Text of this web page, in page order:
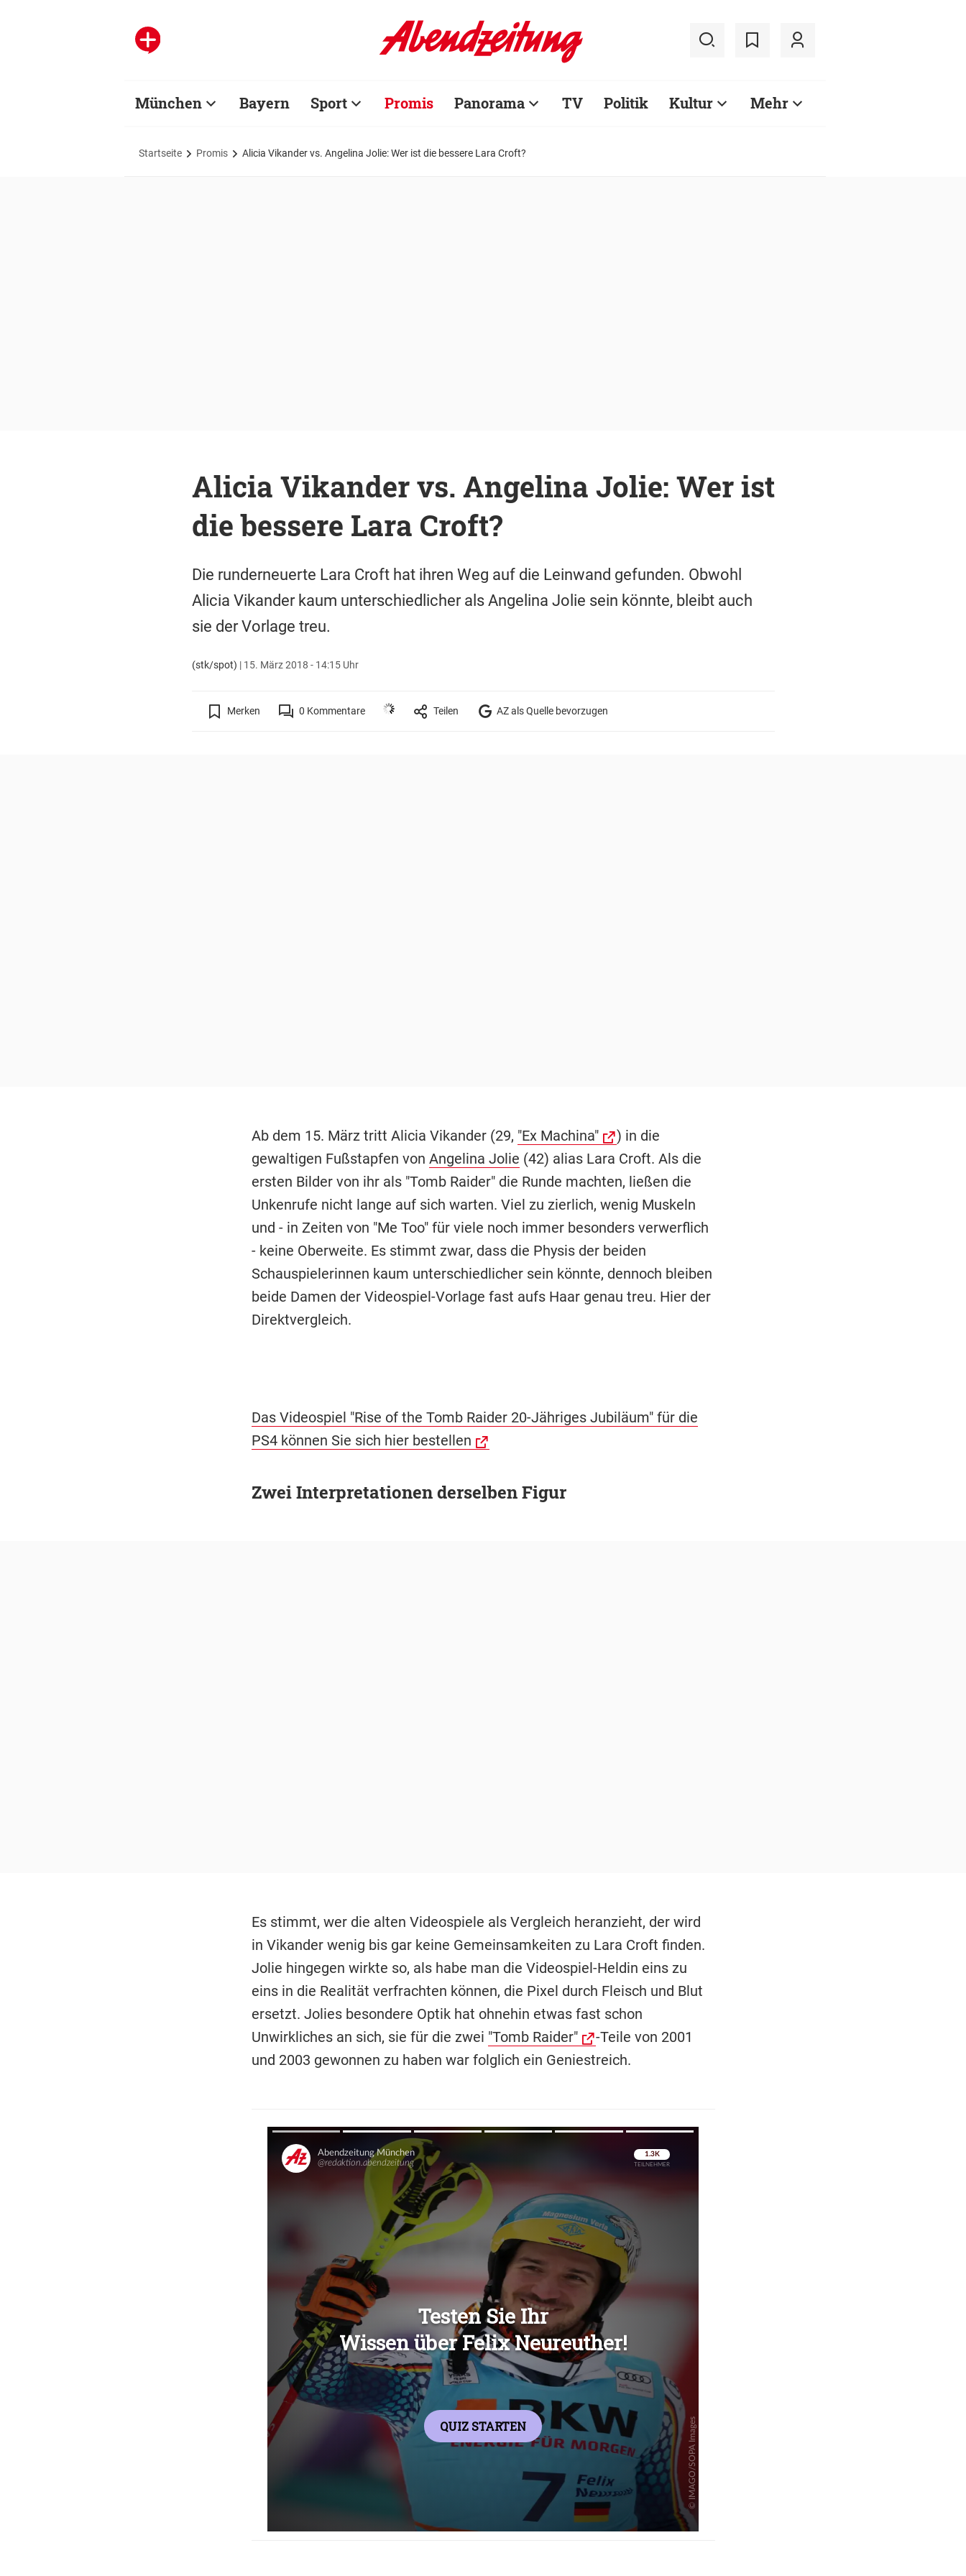
München Bayern Sport Promis Panorama TV Politik Kultur Mehr
Startseite Promis Alicia Vikander vs. Angelina Jolie: Wer ist die bessere Lara Croft?
Alicia Vikander vs. Angelina Jolie: Wer ist
die bessere Lara Croft?
Die runderneuerte Lara Croft hat ihren Weg auf die Leinwand gefunden. Obwohl
Alicia Vikander kaum unterschiedlicher als Angelina Jolie sein könnte, bleibt auch
sie der Vorlage treu.
(stk/spot) | 15. März 2018 - 14:15 Uhr
Merken 0 Kommentare Teilen AZ als Quelle bevorzugen
Ab dem 15. März tritt Alicia Vikander (29, "Ex Machina"
) in die
gewaltigen Fußstapfen von Angelina Jolie (42) alias Lara Croft. Als die
ersten Bilder von ihr als "Tomb Raider" die Runde machten, ließen die
Unkenrufe nicht lange auf sich warten. Viel zu zierlich, wenig Muskeln
und - in Zeiten von "Me Too" für viele noch immer besonders verwerflich
- keine Oberweite. Es stimmt zwar, dass die Physis der beiden
Schauspielerinnen kaum unterschiedlicher sein könnte, dennoch bleiben
beide Damen der Videospiel-Vorlage fast aufs Haar genau treu. Hier der
Direktvergleich.
Das Videospiel "Rise of the Tomb Raider 20-Jähriges Jubiläum" für die
PS4 können Sie sich hier bestellen
Zwei Interpretationen derselben Figur
Es stimmt, wer die alten Videospiele als Vergleich heranzieht, der wird
in Vikander wenig bis gar keine Gemeinsamkeiten zu Lara Croft finden.
Jolie hingegen wirkte so, als habe man die Videospiel-Heldin eins zu
eins in die Realität verfrachten können, die Pixel durch Fleisch und Blut
ersetzt. Jolies besondere Optik hat ohnehin etwas fast schon
Unwirkliches an sich, sie für die zwei "Tomb Raider"
-Teile von 2001
und 2003 gewonnen zu haben war folglich ein Geniestreich.
Überspringen